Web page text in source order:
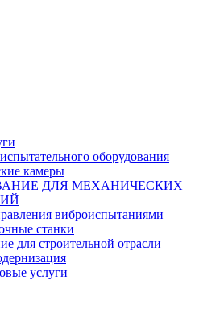
оборудования
камеры
ДЛЯ МЕХАНИЧЕСКИХ
виброиспытаниями
станки
для строительной отрасли
услуги